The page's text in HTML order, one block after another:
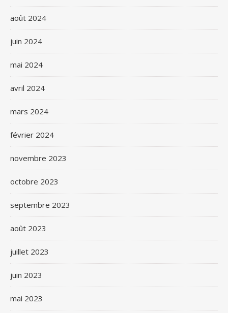
août 2024
juin 2024
mai 2024
avril 2024
mars 2024
février 2024
novembre 2023
octobre 2023
septembre 2023
août 2023
juillet 2023
juin 2023
mai 2023